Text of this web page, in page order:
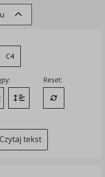
C4
odstęp między literami
Zmień interlinię i margines
Reset:
Przywróć
Czytaj tekst